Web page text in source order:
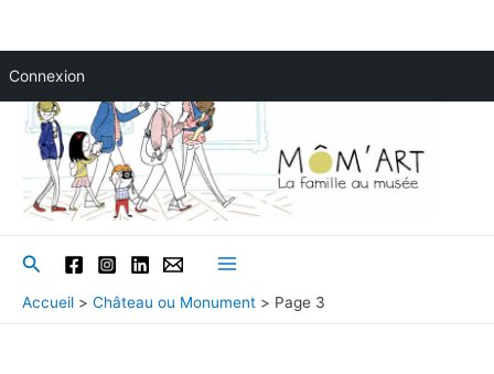
Connexion
contenu
Rechercher
Menu
Accueil Château ou Monument Page 3